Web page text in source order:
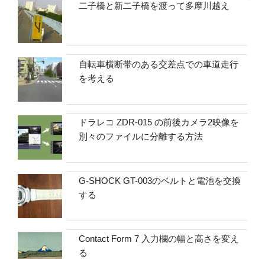
二子橋と新二子橋を渡って多摩川越え
自転車横断帯のある交差点での車道走行
を考える
ドラレコ ZDR-015 の前後カメラ2映像を
別々のファイルに分離する方法
G-SHOCK GT-003のベルトと電池を交換
する
Contact Form 7 入力欄の幅と高さを変え
る